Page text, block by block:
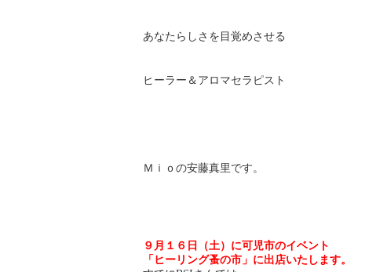
あなたらしさを目覚めさせる
ヒーラー＆アロマセラピスト
Ｍｉｏの安藤真里です。
９月１６日（土）に可児市のイベント
「ヒーリング蚤の市」に出店いたします。